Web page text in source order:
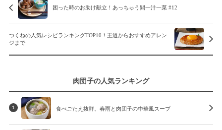
困った時のお助け献立！あっちゅう間一汁一菜 #12
つくねの人気レシピランキングTOP10！王道からおすすめアレン
ジまで
肉団子の人気ランキング
1 食べごたえ抜群。春雨と肉団子の中華風スープ